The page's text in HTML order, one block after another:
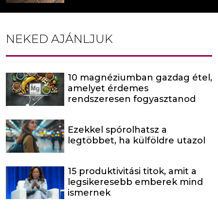
NEKED AJÁNLJUK
10 magnéziumban gazdag étel,
amelyet érdemes
rendszeresen fogyasztanod
Ezekkel spórolhatsz a
legtöbbet, ha külföldre utazol
15 produktivitási titok, amit a
legsikeresebb emberek mind
ismernek